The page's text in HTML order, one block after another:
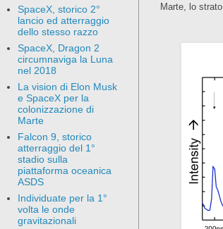
Marte, lo
SpaceX, storico 2°
lancio ed atterraggio
dello stesso razzo
SpaceX, Dragon 2
circumnaviga la Luna
nel 2018
La vision di Elon Musk
e SpaceX per la
colonizzazione di
Marte
Falcon 9, storico
atterraggio del 1°
stadio sulla
piattaforma oceanica
ASDS
Individuate per la 1°
volta le onde
gravitazionali